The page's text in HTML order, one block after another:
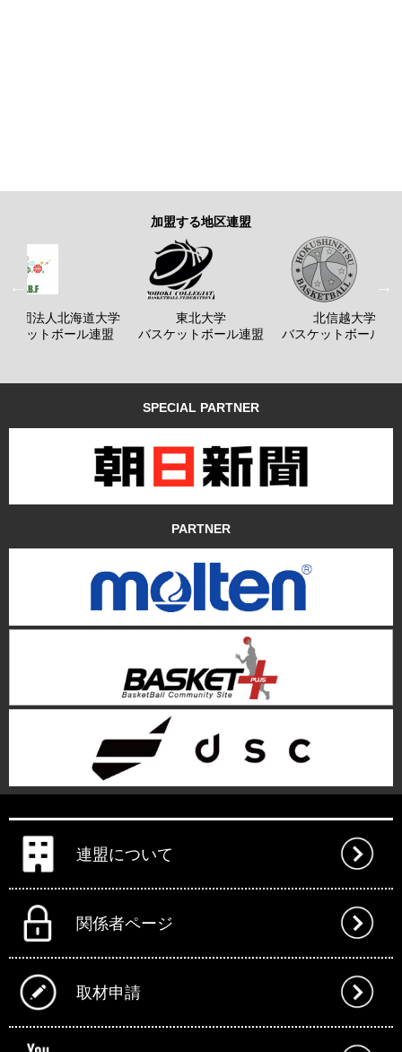
加盟する地区連盟
社団法人北海道大学
ケットボール連盟
東北大学
バスケットボール連盟
北信越大学
バスケットボール連
SPECIAL PARTNER
PARTNER
連盟について
関係者ページ
取材申請